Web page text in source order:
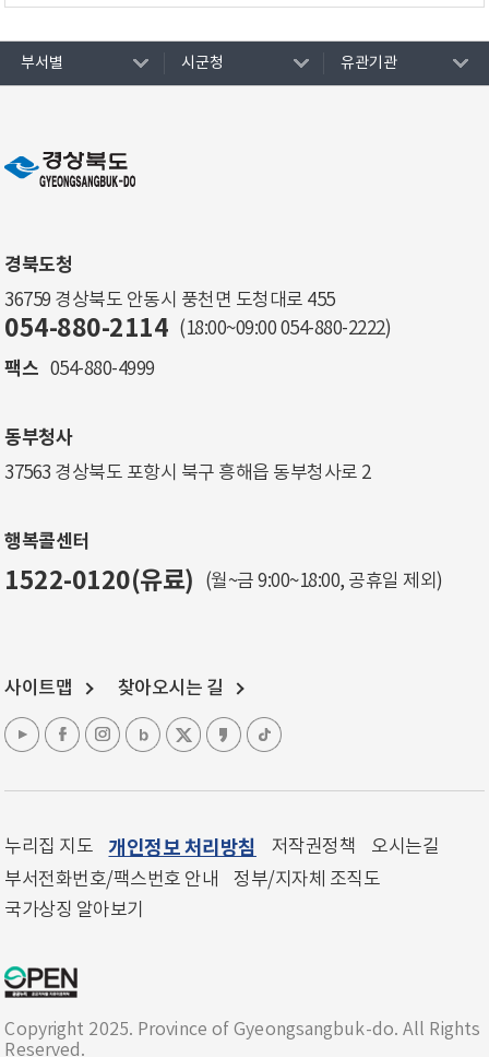
부서별 시군청 유관기관
경북도청
36759 경상북도 안동시 풍천면 도청대로 455
054-880-2114 (18:00~09:00 054-880-2222)
팩스 054-880-4999
동부청사
37563 경상북도 포항시 북구 흥해읍 동부청사로 2
행복콜센터
1522-0120(유료) (월~금 9:00~18:00, 공휴일 제외)
사이트맵 찾아오시는 길
누리집 지도 개인정보 처리방침 저작권정책
오시는길
부서전화번호/팩스번호 안내
정부/지자체 조직도
국가상징 알아보기
Copyright 2025. Province of Gyeongsangbuk-do. All Rights
Reserved.